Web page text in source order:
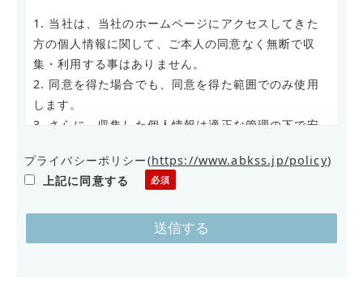
1. 当社は、当社のホームページにアクセスしてきた
方の個人情報に関して、ご本人の同意なく無断で収
集・利用する事はありません。
2. 同意を得た場合でも、同意を得た範囲でのみ使用
します。
3. さらに、収集した個人情報は適正な管理の下で安
個人情報の利用目的について
お客様の個人情報は下記の目的に使用させていただき
ます。下記の目的以外で個人情報を使用する場合は、
プライバシーポリシー(https://www.abkss.jp/policy)
上記に同意する